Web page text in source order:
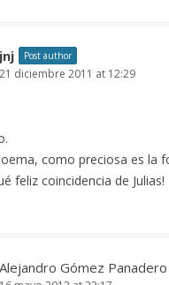
jnj Post author
21 diciembre 2011 at 12:29
como preciosa es la
feliz coincidencia de Julias!
Alejandro Gómez Panadero